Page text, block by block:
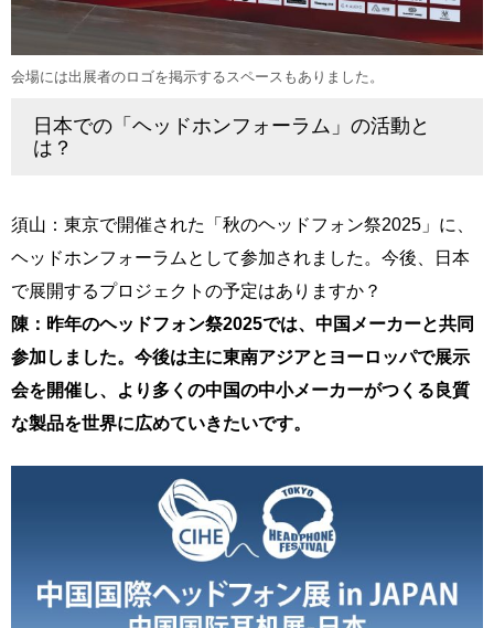
会場には出展者のロゴを掲示するスペースもありました。
日本での「ヘッドホンフォーラム」の活動と
は？
須山：東京で開催された「秋のヘッドフォン祭2025」に、
ヘッドホンフォーラムとして参加されました。今後、日本
で展開するプロジェクトの予定はありますか？
陳：昨年のヘッドフォン祭2025では、中国メーカーと共同
参加しました。今後は主に東南アジアとヨーロッパで展示
会を開催し、より多くの中国の中小メーカーがつくる良質
な製品を世界に広めていきたいです。